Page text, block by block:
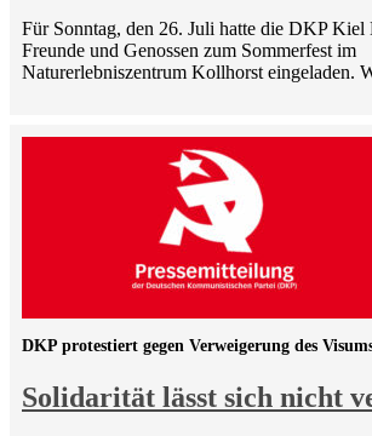
Für Sonntag, den 26. Juli hatte die DKP Kiel
Freunde und Genossen zum Sommerfest im
Naturerlebniszentrum Kollhorst eingeladen.
Solidarität lässt sich nicht
DKP protestiert gegen Verweigerung des